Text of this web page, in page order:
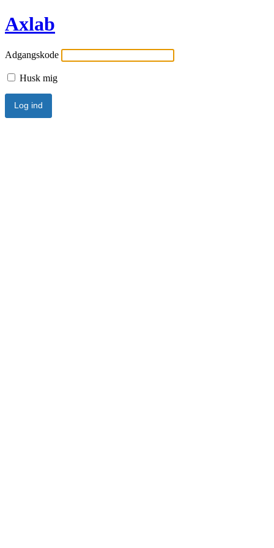
Axlab
Adgangskode
Husk mig